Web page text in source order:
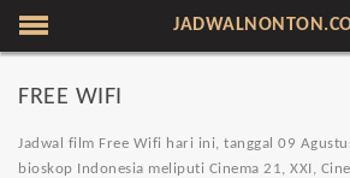
FREE WIFI
Jadwal film Free Wifi hari ini, tanggal 09
bioskop Indonesia meliputi Cinema 21, XXI,